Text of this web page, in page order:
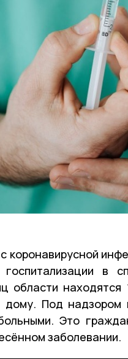
коронавирусной
в
области
Под надзором
Это
заболевании.